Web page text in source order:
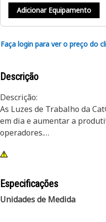
Adicionar Equipamento
Faça login para ver o preço do
Descrição
Descrição:
As Luzes de Trabalho da
em dia e aumentar a
operadores.
Atributos:
aos níveis de vibrações
das pequenas máquinas
2) As Luzes Cat são
Especificações
Unidades de Medida